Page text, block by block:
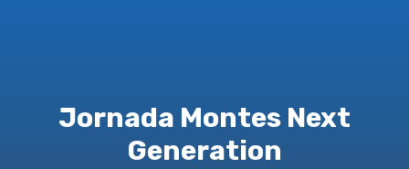
Jornada Montes Next
Generation